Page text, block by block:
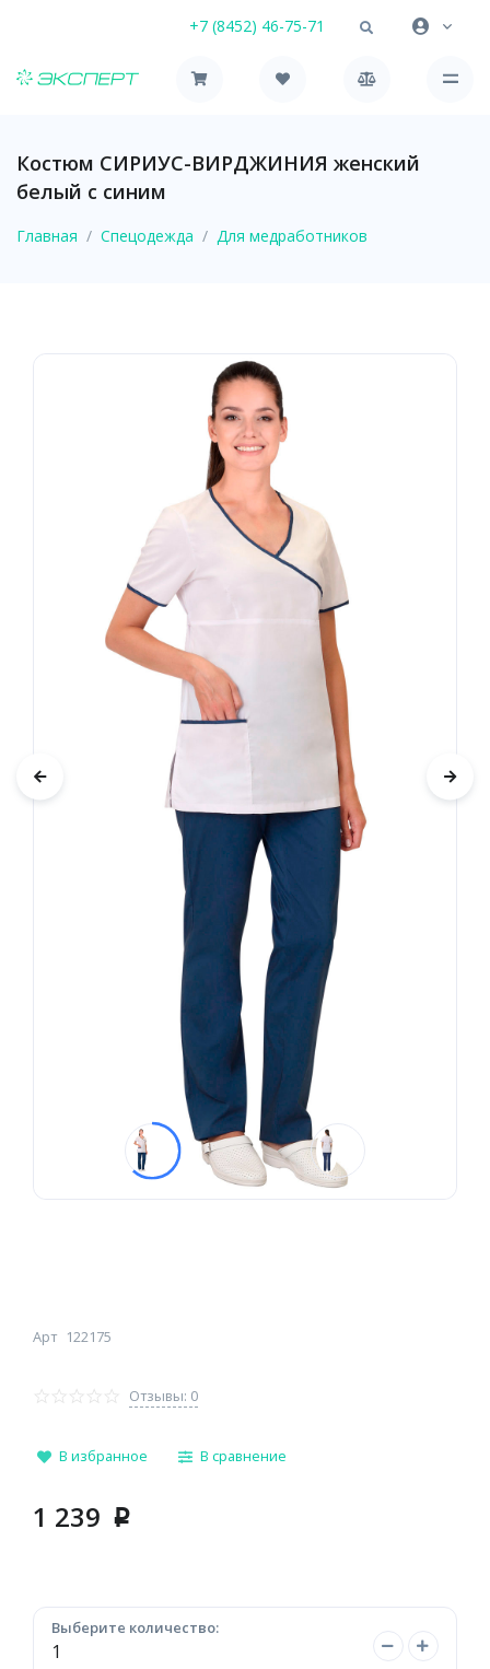
+7 (8452) 46-75-71
Костюм СИРИУС-ВИРДЖИНИЯ женский
белый с синим
Главная Спецодежда Для медработников
Арт 122175
Отзывы: 0
В избранное В сравнение
1 239 p
Выберите количество: